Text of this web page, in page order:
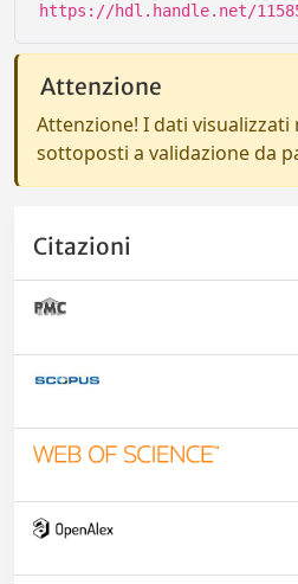
https://hdl.handle.net/
Attenzione
Attenzione! I dati visualizzati
sottoposti a validazione da
Citazioni